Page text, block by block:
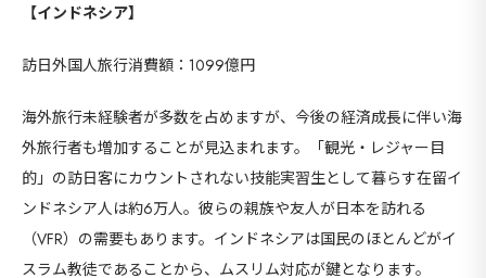
【インドネシア】
訪日外国人旅行消費額：1099億円
海外旅⾏未経験者が多数を占めますが、今後の経済成⻑に伴い海
外旅⾏者も増加することが⾒込まれます。「観光・レジャー目
的」の訪日客にカウントされない技能実習生として暮らす在留イ
ンドネシア人は約6万人。彼らの親族や友人が日本を訪れる
（VFR）の需要もあります。インドネシアは国民のほとんどがイ
スラム教徒であることから、ムスリム対応が鍵となります。